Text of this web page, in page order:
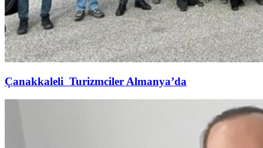
Çanakkaleli Turizmciler Almanya’da